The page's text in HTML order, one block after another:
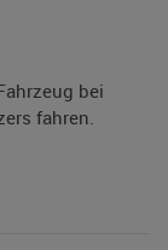
bei
fahren.